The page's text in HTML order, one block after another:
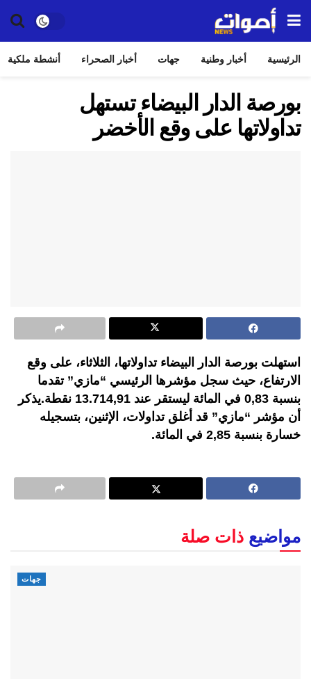
الرئيسية أخبار وطنية جهات أخبار الصحراء أنشطة ملكية
بورصة الدار البيضاء تستهل
تداولاتها على وقع الأخضر
استهلت بورصة الدار البيضاء تداولاتها، الثلاثاء، على وقع
الارتفاع، حيث سجل مؤشرها الرئيسي “مازي” تقدما
بنسبة 0,83 في المائة ليستقر عند 13.714,91 نقطة.يذكر
أن مؤشر “مازي” قد أغلق تداولات، الإثنين، بتسجيله
خسارة بنسبة 2,85 في المائة.
مواضيع ذات صلة
جهات